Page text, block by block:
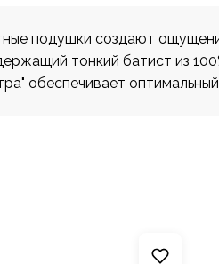
подушки создают
тонкий батист из
обеспечивает